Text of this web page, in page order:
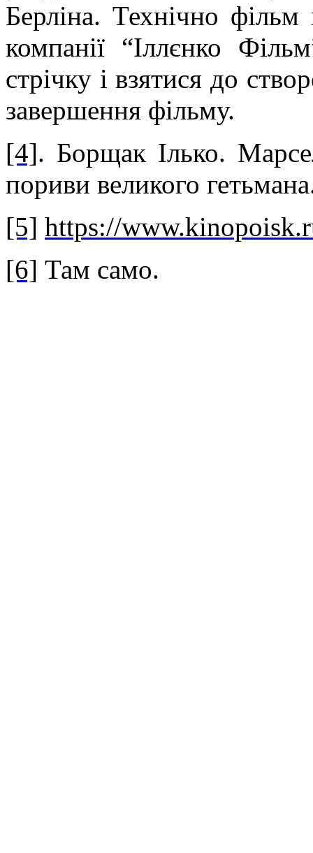
Берліна. Технічно
компанії “Іллєнко
стрічку і взятися до
завершення фільму.
[4]. Борщак Ілько.
пориви великого
[5] https://
[6] Там само.